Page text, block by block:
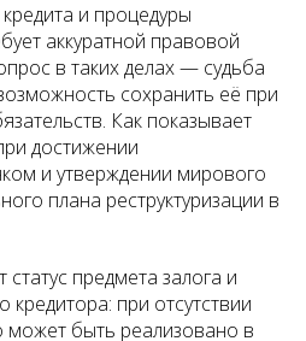
и процедуры
аккуратной правовой
в таких делах — судьба
сохранить её при
Как показывает
достижении
и утверждении мирового
плана реструктуризации в
предмета залога и
при отсутствии
быть реализовано в